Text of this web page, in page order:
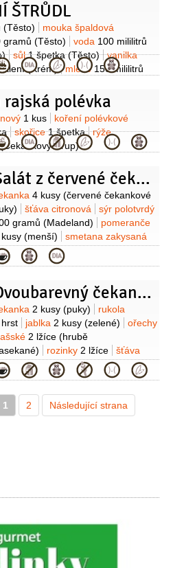
ŠTRŮDL
(Těsto)
mouka špaldová
gramů (Těsto) voda 100 mililitrů
sůl1 špetka (Těsto)
vanilka
(Krém) mléko150 mililitrů
rajská polévka
1 kus
koření polévkové
skořice1 špetka
rýže
(Čekankový sirup)
Salát z červené čekanky
4 kusy (červené čekankové
šťáva citronová
sýr polotvrdý
gramů (Madeland)
pomeranče
kusy (menší)
smetana zakysaná
mililitrů
mandle
bageta(k
Dvoubarevný čekankový salát
2 kusy (puky)
rukola
hrst
jablka 2 kusy (zelené)
ořechy
2 lžíce (hrubě
rozinky 2 lžíce
šťáva
(z jednoho citronu)
olej
1 lžíce cukr1 lžička (můžete
mletý)
1 2 Následující strana